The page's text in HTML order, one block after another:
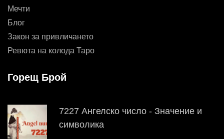
Мечти
Блог
Закон за привличането
Ревюта на колода Таро
Горещ Брой
7227 Ангелско число - Значение и
символика